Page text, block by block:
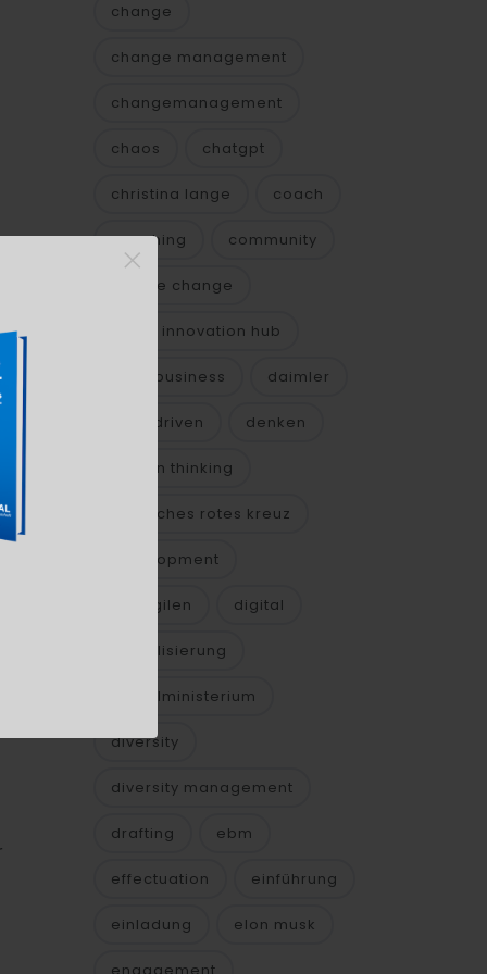
×
change
change management
changemanagement
chaos chatgpt
christina lange coach
coaching community
culture change
cyber innovation hub
daily business daimler
data driven denken
design thinking
deutsches rotes kreuz
development
die agilen digital
digitalisierung
digitalministerium
diversity
diversity management
drafting ebm
effectuation einführung
einladung elon musk